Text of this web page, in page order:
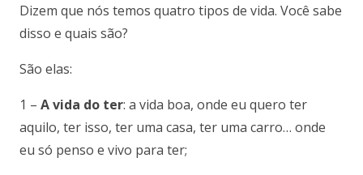
Dizem que nós temos quatro tipos de vida. Você sabe
disso e quais são?
São elas:
1 – A vida do ter: a vida boa, onde eu quero ter
aquilo, ter isso, ter uma casa, ter uma carro… onde
eu só penso e vivo para ter;